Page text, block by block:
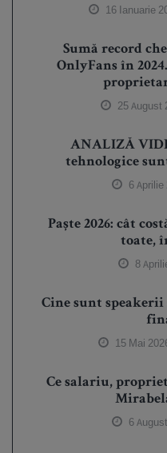
16 Ianuarie
Sumă record
OnlyFans în
25 August
ANALIZĂ
tehnologice
6 Aprilie
Paște 2026: cât
toate,
8
Cine sunt speakerii
15 Mai
Ce salariu,
6